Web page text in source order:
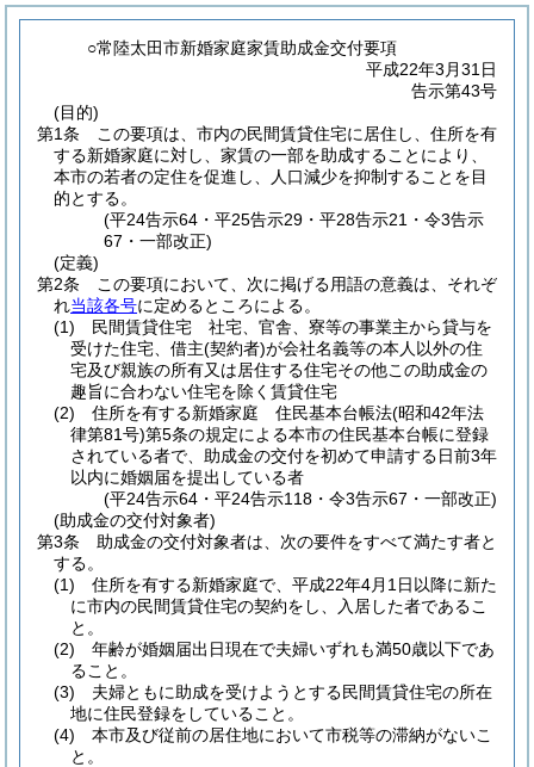
○常陸太田市新婚家庭家賃助成金交付要項
平成22年3月31日
告示第43号
(目的)
第1条
この要項は、市内の民間賃貸住宅に居住し、住所を有
する新婚家庭に対し、家賃の一部を助成することにより、
本市の若者の定住を促進し、人口減少を抑制することを目
的とする。
(平24告示64・平25告示29・平28告示21・令3告示
67・一部改正)
(定義)
第2条
この要項において、次に掲げる用語の意義は、それぞ
れ当該各号に定めるところによる。
(1)
民間賃貸住宅 社宅、官舎、寮等の事業主から貸与を
受けた住宅、借主(契約者)が会社名義等の本人以外の住
宅及び親族の所有又は居住する住宅その他この助成金の
趣旨に合わない住宅を除く賃貸住宅
(2)
住所を有する新婚家庭 住民基本台帳法(昭和42年法
律第81号)第5条の規定による本市の住民基本台帳に登録
されている者で、助成金の交付を初めて申請する日前3年
以内に婚姻届を提出している者
(平24告示64・平24告示118・令3告示67・一部改正)
(助成金の交付対象者)
第3条
助成金の交付対象者は、次の要件をすべて満たす者と
する。
(1)
住所を有する新婚家庭で、平成22年4月1日以降に新た
に市内の民間賃貸住宅の契約をし、入居した者であるこ
と。
(2)
年齢が婚姻届出日現在で夫婦いずれも満50歳以下であ
ること。
(3)
夫婦ともに助成を受けようとする民間賃貸住宅の所在
地に住民登録をしていること。
(4)
本市及び従前の居住地において市税等の滞納がないこ
と。